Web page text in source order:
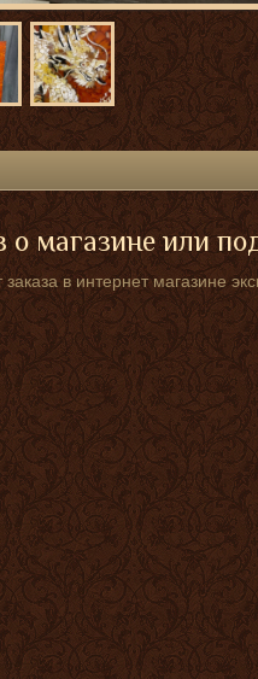
о магазине или
в интернет магазине